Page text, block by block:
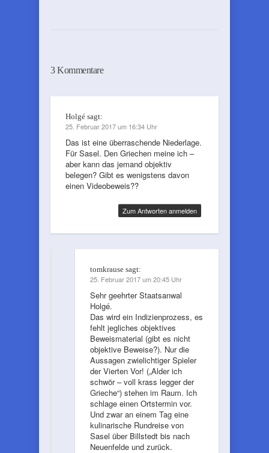
3 Kommentare
Holgé sagt:
25. Februar 2017 um 16:34 Uhr
Das ist eine überraschende Niederlage.
Für Sasel. Den Griechen meine ich –
aber kann das jemand objektiv
belegen? Gibt es wenigstens davon
einen Videobeweis??
Zum Antworten anmelden
tomkrause sagt:
25. Februar 2017 um 20:45 Uhr
Sehr geehrter Staatsanwal
Holgé.
Das wird ein Indizienprozess, es
fehlt jegliches objektives
Beweismaterial (gibt es nicht
objektive Beweise?). Nur die
Aussagen zwielichtiger Spieler
der Vierten Vor! („Alder ich
schwör – voll krass legger der
Grieche“) stehen im Raum. Ich
schlage einen Ortstermin vor.
Und zwar an einem Tag eine
kulinarische Rundreise von
Sasel über Billstedt bis nach
Neuenfelde und zurück.